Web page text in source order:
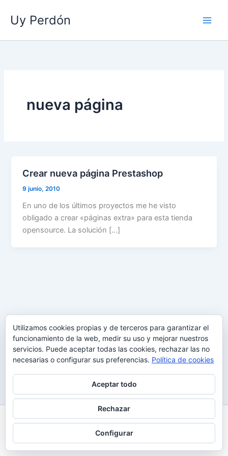
contenido
Uy Perdón
nueva página
Crear nueva página Prestashop
9 junio, 2010
En uno de los últimos proyectos me he visto
obligado a crear «páginas extra» para esta tienda
opensource. La solución […]
Todos los derechos © 2026 Uy Perdón
Utilizamos cookies propias y de terceros para garantizar el
funcionamiento de la web, medir su uso y mejorar nuestros
servicios. Puede aceptar todas las cookies, rechazar las no
necesarias o configurar sus preferencias. Política de cookies
Aceptar todo
Rechazar
Configurar